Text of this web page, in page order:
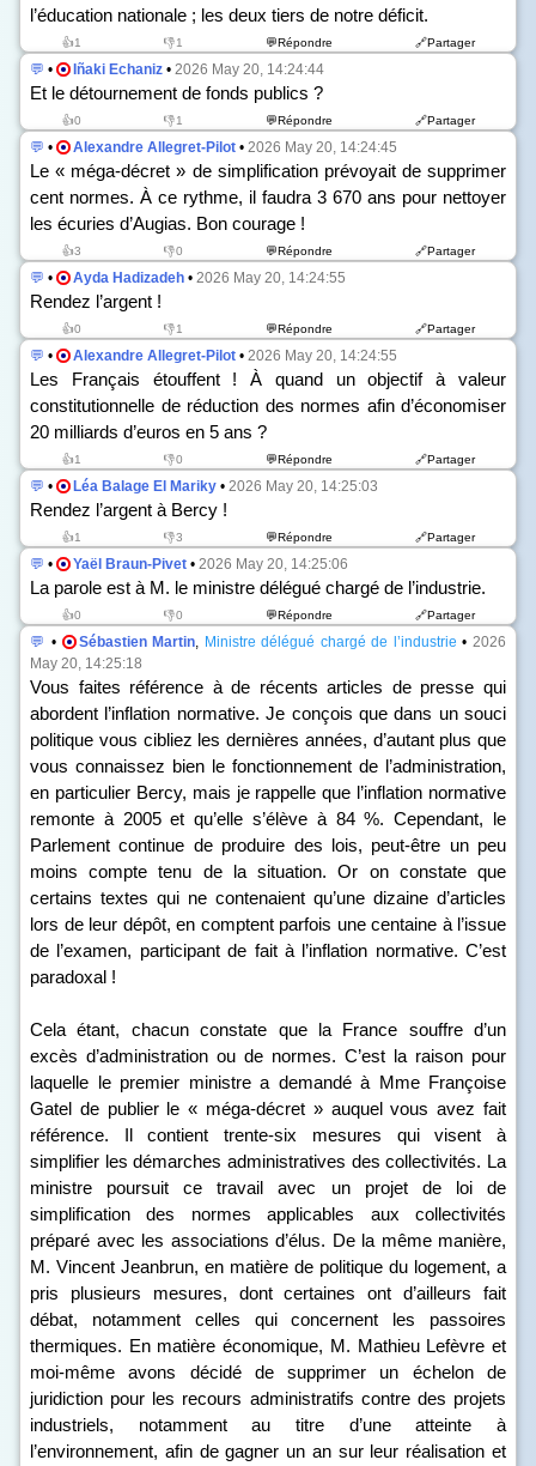
l’éducation nationale ; les deux tiers de notre déficit.
👍1 👎1 💬Répondre 🔗Partager
💬 • Iñaki Echaniz • 2026 May 20, 14:24:44
Et le détournement de fonds publics ?
👍0 👎1 💬Répondre 🔗Partager
💬 • Alexandre Allegret-Pilot • 2026 May 20, 14:24:45
Le « méga-décret » de simplification prévoyait de supprimer
cent normes. À ce rythme, il faudra 3 670 ans pour nettoyer
les écuries d’Augias. Bon courage !
👍3 👎0 💬Répondre 🔗Partager
💬 • Ayda Hadizadeh • 2026 May 20, 14:24:55
Rendez l’argent !
👍0 👎1 💬Répondre 🔗Partager
💬 • Alexandre Allegret-Pilot • 2026 May 20, 14:24:55
Les Français étouffent ! À quand un objectif à valeur
constitutionnelle de réduction des normes afin d’économiser
20 milliards d’euros en 5 ans ?
👍1 👎0 💬Répondre 🔗Partager
💬 • Léa Balage El Mariky • 2026 May 20, 14:25:03
Rendez l’argent à Bercy !
👍1 👎3 💬Répondre 🔗Partager
💬 • Yaël Braun-Pivet • 2026 May 20, 14:25:06
La parole est à M. le ministre délégué chargé de l’industrie.
👍0 👎0 💬Répondre 🔗Partager
💬 • Sébastien Martin, Ministre délégué chargé de l’industrie •2026
May 20, 14:25:18
Vous faites référence à de récents articles de presse qui
abordent l’inflation normative. Je conçois que dans un souci
politique vous cibliez les dernières années, d’autant plus que
vous connaissez bien le fonctionnement de l’administration,
en particulier Bercy, mais je rappelle que l’inflation normative
remonte à 2005 et qu’elle s’élève à 84 %. Cependant, le
Parlement continue de produire des lois, peut-être un peu
moins compte tenu de la situation. Or on constate que
certains textes qui ne contenaient qu’une dizaine d’articles
lors de leur dépôt, en comptent parfois une centaine à l’issue
de l’examen, participant de fait à l’inflation normative. C’est
paradoxal !
Cela étant, chacun constate que la France souffre d’un
excès d’administration ou de normes. C’est la raison pour
laquelle le premier ministre a demandé à Mme Françoise
Gatel de publier le « méga-décret » auquel vous avez fait
référence. Il contient trente-six mesures qui visent à
simplifier les démarches administratives des collectivités. La
ministre poursuit ce travail avec un projet de loi de
simplification des normes applicables aux collectivités
préparé avec les associations d’élus. De la même manière,
M. Vincent Jeanbrun, en matière de politique du logement, a
pris plusieurs mesures, dont certaines ont d’ailleurs fait
débat, notamment celles qui concernent les passoires
thermiques. En matière économique, M. Mathieu Lefèvre et
moi-même avons décidé de supprimer un échelon de
juridiction pour les recours administratifs contre des projets
industriels, notamment au titre d’une atteinte à
l’environnement, afin de gagner un an sur leur réalisation et